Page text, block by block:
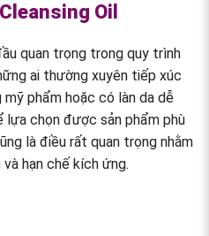
Oil
quan trọng trong quy trình
ai thường xuyên tiếp xúc
phẩm hoặc có làn da dễ
lựa chọn được sản phẩm phù
là điều rất quan trọng nhằm
hạn chế kích ứng.